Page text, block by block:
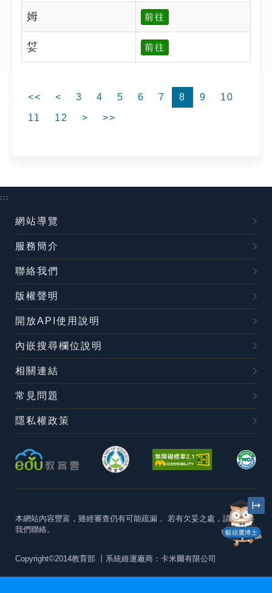
姆 前往
姇 前往
<< < 3 4 5 6 7 8 9
10
11
12 > >>
貓頭鷹博士
:::
網站導覽
服務簡介
聯絡我們
版權聲明
開放API使用說明
內嵌搜尋欄位說明
相關連結
常見問題
隱私權政策
本網站內容豐富，雖經審查仍有可能疏漏， 若有欠妥之處，請隨時與
我們聯絡。
Copyright©2014教育部 丨系統維運廠商：卡米爾有限公司